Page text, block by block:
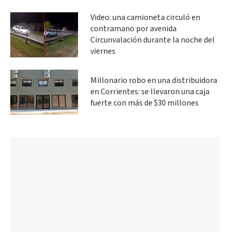
Video: una camioneta circuló en
contramano por avenida
Circunvalación durante la noche del
viernes
Millonario robo en una distribuidora
en Corrientes: se llevaron una caja
fuerte con más de $30 millones